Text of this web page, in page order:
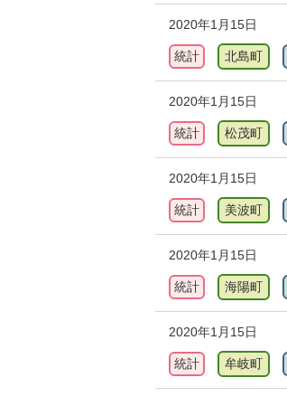
2020年1月15日
統計 北島町
2020年1月15日
統計 松茂町
2020年1月15日
統計 美波町
2020年1月15日
統計 海陽町
2020年1月15日
統計 牟岐町